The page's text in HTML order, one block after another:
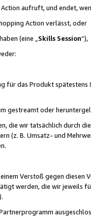
aufruft, und endet,
Action verlässt, oder
(eine „ Skills Session“),
für das Produkt spätestens
gestreamt oder
die wir tatsächlich durch
(z. B. Umsatz- und
Verstoß gegen diesen
werden, die wir jeweils